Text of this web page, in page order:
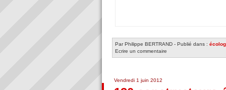
Par Philippe BERTRAND - Publié dans :
Ecrire un commentaire
Vendredi 1 juin 2012